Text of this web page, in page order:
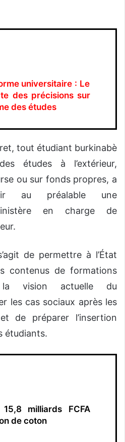
universitaire : Le
des précisions sur
des études
tout étudiant burkinabè
études à l’extérieur,
ou sur fonds propres, a
au préalable une
en charge de
de permettre à l’État
contenus de formations
la vision actuelle du
les cas sociaux après les
de préparer l’insertion
étudiants.
milliards FCFA
de coton